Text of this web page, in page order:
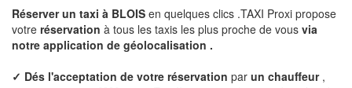
Réserver un taxi à BLOIS en quelques clics .TAXI Proxi propose
votre réservation à tous les taxis les plus proche de vous via
notre application de géolocalisation .
✓ Dés l'acceptation de votre réservation par un chauffeur ,